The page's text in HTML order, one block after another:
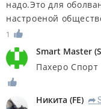
надо.Это для
настроеной
1
Smart Master (
Пахеро
Никита (FE) R